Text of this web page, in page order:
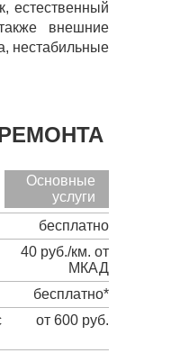
естественный
внешние
нестабильные
Основные
услуги
бесплатно
40 руб./км. от
МКАД
бесплатно*
от 600 руб.